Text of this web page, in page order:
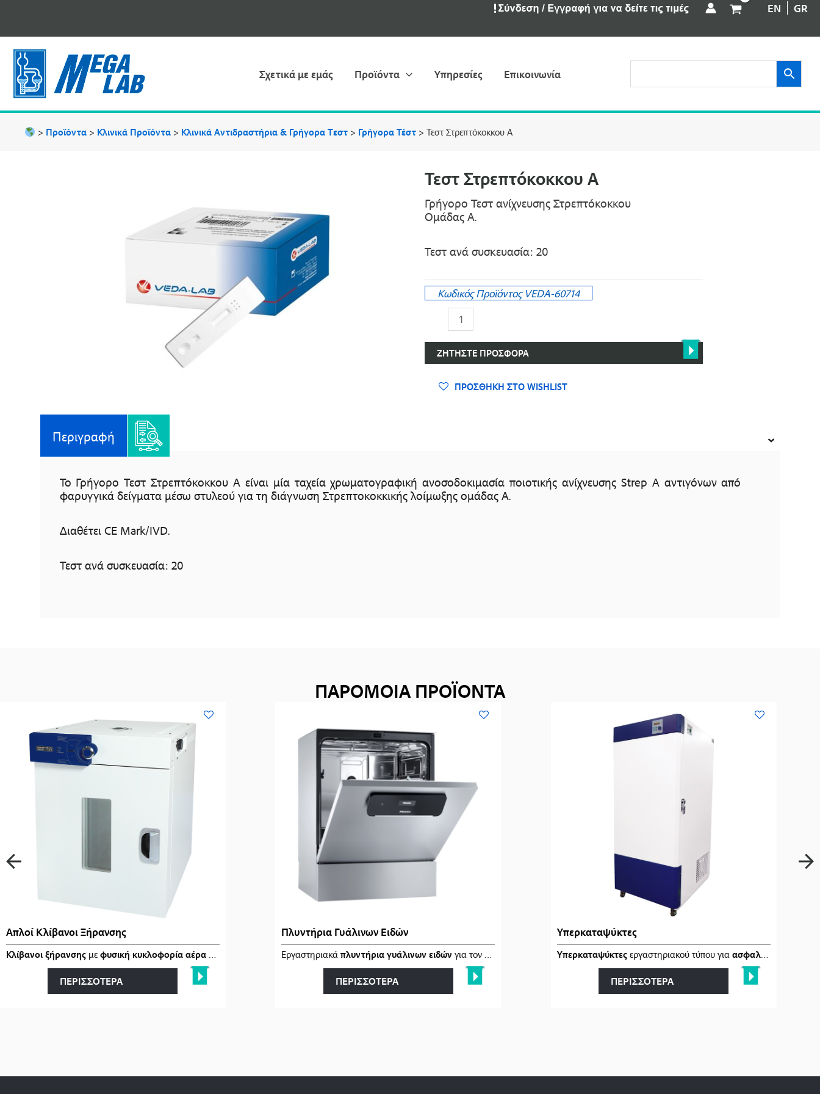
EN GR
Σχετικά με εμάς Προϊόντα Υπηρεσίες Επικοινωνία
> Προϊόντα > Κλινικά Προϊόντα > Κλινικά Aντιδραστήρια & Γρήγορα Tεστ > Γρήγορα Τέστ >Τεστ Στρεπτόκοκκου Α
Τεστ Στρεπτόκοκκου Α
Γρήγορο Τεστ ανίχνευσης Στρεπτόκοκκου
Ομάδας Α.
Τεστ ανά συσκευασία: 20
Κωδικός Προϊόντος VEDA-60714
Στρεπτόκοκκου
Α
ποσότητα
ΖΗΤΉΣΤΕ ΠΡΟΣΦΟΡΆ
ΠΡΟΣΘΉΚΗ ΣΤΟ WISHLIST
Περιγραφή
Το Γρήγορο Τεστ Στρεπτόκοκκου Α είναι μία ταχεία χρωματογραφική ανοσοδοκιμασία ποιοτικής ανίχνευσης Strep A αντιγόνων από
φαρυγγικά δείγματα μέσω στυλεού για τη διάγνωση Στρεπτοκοκκικής λοίμωξης ομάδας Α.
Διαθέτει CE Mark/IVD.
Τεστ ανά συσκευασία: 20
ΠΑΡΟΜΟΙΑ ΠΡΟΪΟΝΤΑ
Απλοί Κλίβανοι Ξήρανσης
Κλίβανοι ξήρανσηςμε φυσική κυκλοφορία αέρα (Gravity-Air) , κατάλληλοι �…
ΠΕΡΙΣΣΟΤΕΡΑ
Πλυντήρια Γυάλινων Ειδών
Εργαστηριακάπλυντήρια γυάλινων ειδών για τον καθαρισμό �…
ΠΕΡΙΣΣΟΤΕΡΑ
Υπερκαταψύκτες
Υπερκαταψύκτεςεργαστηριακού τύπου για ασφαλή
ΠΕΡΙΣΣΟΤΕΡΑ